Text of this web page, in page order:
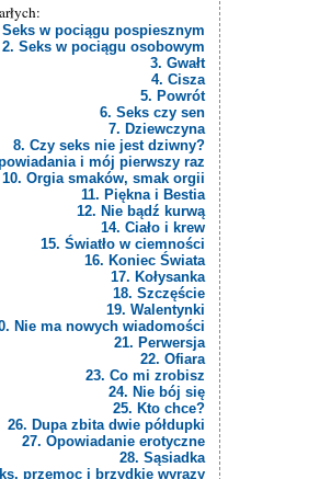
Seks w pociągu pospiesznym
2. Seks w pociągu osobowym
3. Gwałt
4. Cisza
5. Powrót
6. Seks czy sen
7. Dziewczyna
8. Czy seks nie jest dziwny?
i mój pierwszy raz
10. Orgia smaków, smak orgii
11. Piękna i Bestia
12. Nie bądź kurwą
14. Ciało i krew
15. Światło w ciemności
16. Koniec Świata
17. Kołysanka
18. Szczęście
19. Walentynki
Nie ma nowych wiadomości
21. Perwersja
22. Ofiara
23. Co mi zrobisz
24. Nie bój się
25. Kto chce?
26. Dupa zbita dwie półdupki
27. Opowiadanie erotyczne
28. Sąsiadka
przemoc i brzydkie wyrazy